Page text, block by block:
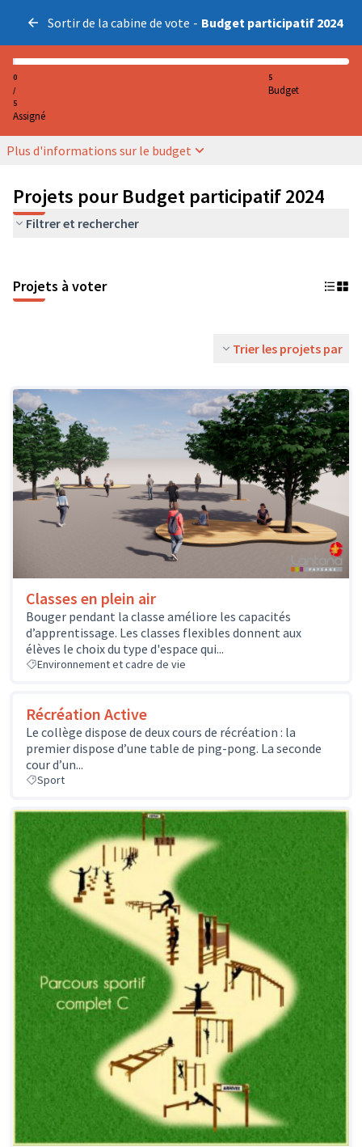
Sortir de la cabine de vote - Budget participatif 2024
0
/
5
Assigné
5
Budget
Plus d'informations sur le budget
Projets pour Budget participatif 2024
Filtrer et rechercher
Projets à voter
Trier les projets par
Classes en plein air
Bouger pendant la classe améliore les capacités
d’apprentissage. Les classes flexibles donnent aux
élèves le choix du type d'espace qui...
Environnement et cadre de vie
Récréation Active
Le collège dispose de deux cours de récréation : la
premier dispose d’une table de ping-pong. La seconde
cour d’un...
Sport